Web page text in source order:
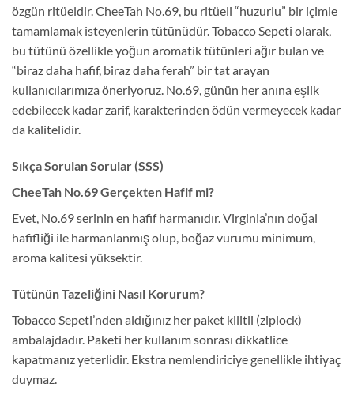
özgün ritüeldir. CheeTah No.69, bu ritüeli “huzurlu” bir içimle
tamamlamak isteyenlerin tütünüdür. Tobacco Sepeti olarak,
bu tütünü özellikle yoğun aromatik tütünleri ağır bulan ve
“biraz daha hafif, biraz daha ferah” bir tat arayan
kullanıcılarımıza öneriyoruz. No.69, günün her anına eşlik
edebilecek kadar zarif, karakterinden ödün vermeyecek kadar
da kalitelidir.
Sıkça Sorulan Sorular (SSS)
CheeTah No.69 Gerçekten Hafif mi?
Evet, No.69 serinin en hafif harmanıdır. Virginia’nın doğal
hafifliği ile harmanlanmış olup, boğaz vurumu minimum,
aroma kalitesi yüksektir.
Tütünün Tazeliğini Nasıl Korurum?
Tobacco Sepeti’nden aldığınız her paket kilitli (ziplock)
ambalajdadır. Paketi her kullanım sonrası dikkatlice
kapatmanız yeterlidir. Ekstra nemlendiriciye genellikle ihtiyaç
duymaz.